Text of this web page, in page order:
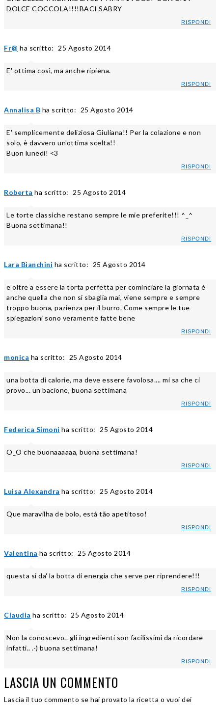
DOLCE COCCOLA!!!!BACI SABRY
RISPONDI
Fr@ ha scritto: 25 Agosto 2014
E' ottima così, ma anche ripiena.
RISPONDI
Annalisa B ha scritto: 25 Agosto 2014
E' semplicemente deliziosa Giuliana!! Per la colazione e non
solo, è davvero un'ottima scelta!!
Buon lunedì! <3
RISPONDI
Roberta ha scritto: 25 Agosto 2014
Le torte classiche restano sempre le mie preferite!!! ^_^
Buona settimana!!
RISPONDI
Lara Bianchini ha scritto: 25 Agosto 2014
e oltre a essere la torta perfetta per cominciare la giornata è
anche quella che non si sbaglia mai, viene sempre e sempre
troppo buona, pazienza per il burro. Come sempre le tue
spiegazioni sono veramente fatte bene
RISPONDI
monica ha scritto: 25 Agosto 2014
una botta di calorie, ma deve essere favolosa.... mi sa che ci
provo... un bacione, buona settimana
RISPONDI
Federica Simoni ha scritto: 25 Agosto 2014
O_O che buonaaaaaa, buona settimana!
RISPONDI
Luisa Alexandra ha scritto: 25 Agosto 2014
Que maravilha de bolo, está tão apetitoso!
RISPONDI
Valentina ha scritto: 25 Agosto 2014
questa si da' la botta di energia che serve per riprendere!!!
RISPONDI
Claudia ha scritto: 25 Agosto 2014
Non la conoscevo.. gli ingredienti son facilissimi da ricordare
infatti.. .-) buona settimana!
RISPONDI
LASCIA UN COMMENTO
Lascia il tuo commento se hai provato la ricetta o vuoi dei